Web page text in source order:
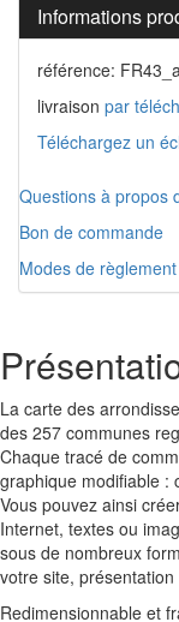
Informations
référence:
livraison par
Téléchargez un
Questions à propos
Bon de commande
Modes de règlement
La carte des
des 257 communes
Chaque tracé de
graphique modifiable :
Vous pouvez ainsi
Internet, textes ou
sous de nombreux
votre site,
Redimensionnable et